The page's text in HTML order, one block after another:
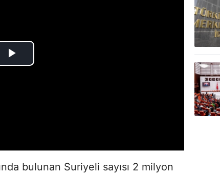
bulunan Suriyeli sayısı 2 milyon